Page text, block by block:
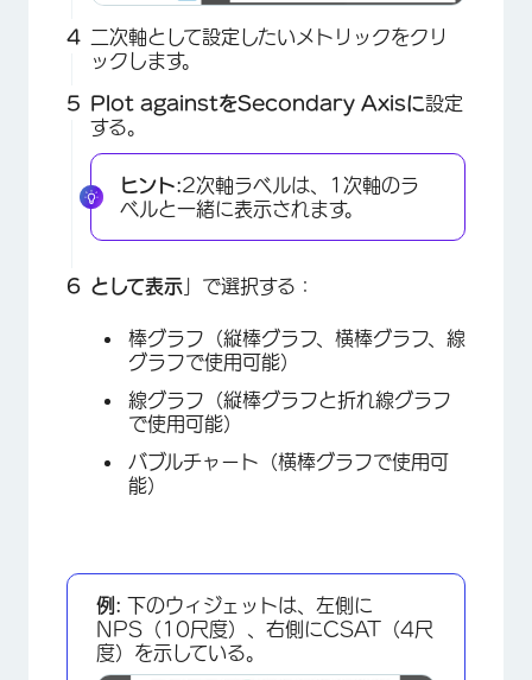
二次軸として設定したいメトリックをクリ
ックします。
Plot againstをSecondary Axisに設定
する。
ヒント:2次軸ラベルは、1次軸のラ
ベルと一緒に表示されます。
として表示 」で選択する：
棒グラフ（縦棒グラフ、横棒グラフ、線
グラフで使用可能）
線グラフ（縦棒グラフと折れ線グラフ
で使用可能）
バブルチャート（横棒グラフで使用可
能）
例: 下のウィジェットは、左側に
NPS（10尺度）、右側にCSAT（4尺
度）を示している。